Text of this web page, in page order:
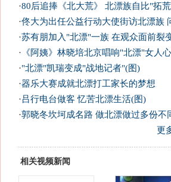
·80后追捧《北大荒》 北漂族自比"拓
·佟大为出任公益行动大使街访北漂族
·苏有朋加入"北漂"一族 在观众面前裂
· 《阿姨》林晓培北京唱响"北漂"女人
·"北漂"凯瑞变成"战地记者"(图)
·器乐大赛成就北漂打工家长的梦想
·吕行电台做客 忆苦北漂生活(图)
·郭晓冬坎坷成名路 做北漂做过多份不
更
相关视频新闻